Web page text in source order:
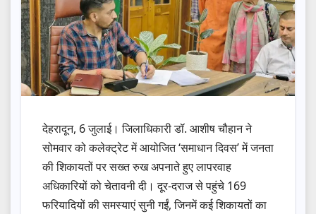
देहरादून, 6 जुलाई। जिलाधिकारी डॉ. आशीष चौहान ने
सोमवार को कलेक्ट्रेट में आयोजित ‘समाधान दिवस’ में जनता
की शिकायतों पर सख्त रुख अपनाते हुए लापरवाह
अधिकारियों को चेतावनी दी। दूर-दराज से पहुंचे 169
फरियादियों की समस्याएं सुनी गईं, जिनमें कई शिकायतों का